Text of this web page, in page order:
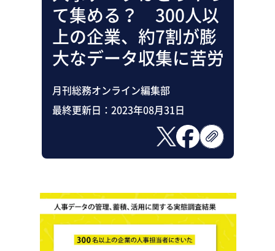
て集める？ 300人以
上の企業、約7割が膨
大なデータ収集に苦労
月刊総務オンライン編集部
最終更新日： 2023年08月31日